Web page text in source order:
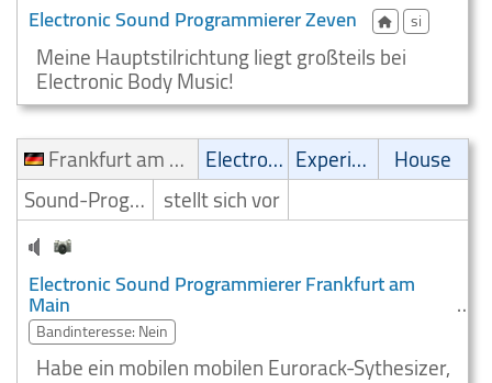
Electronic Sound Programmierer Zeven si
Meine Hauptstilrichtung liegt großteils bei
Electronic Body Music!
Frankfurt am Main
Electronic Experimental
House
Sound-Programmierer stellt sich vor
Electronic Sound Programmierer Frankfurt am
Main
Bandinteresse: Nein
Habe ein mobilen mobilen Eurorack-Sythesizer,